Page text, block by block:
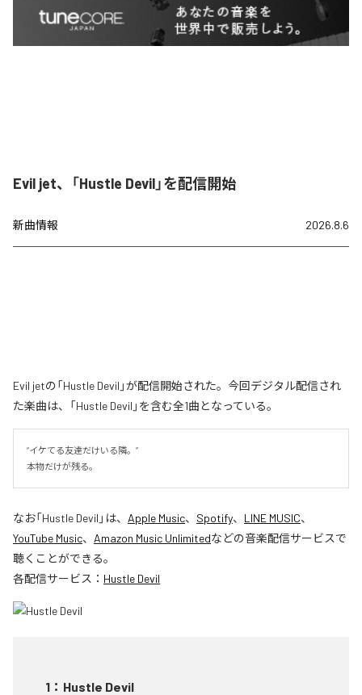
Evil jet、「Hustle Devil」を配信開始
新曲情報 2026.8.6
Evil jetの「Hustle Devil」が配信開始された。今回デジタル配信され
た楽曲は、「Hustle Devil」を含む全1曲となっている。
“イケてる友達だけいる隣。”
本物だけが残る。
なお「Hustle Devil 」は、 Apple Music、 Spotify、 LINE MUSIC、
YouTube Music、 Amazon Music Unlimitedなどの音楽配信サービスで
聴くことができる。
各配信サービス： Hustle Devil
1 ： Hustle Devil